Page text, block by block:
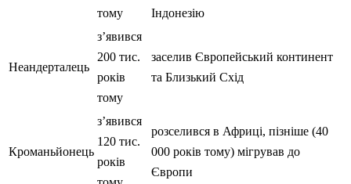
тому
Індонезію
Неандерталець
з’явився
200 тис.
років
тому
заселив Європейський континент
та Близький Схід
Кроманьйонець
з’явився
120 тис.
років
розселився в Африці, пізніше (40
000 років тому) мігрував до
Європи